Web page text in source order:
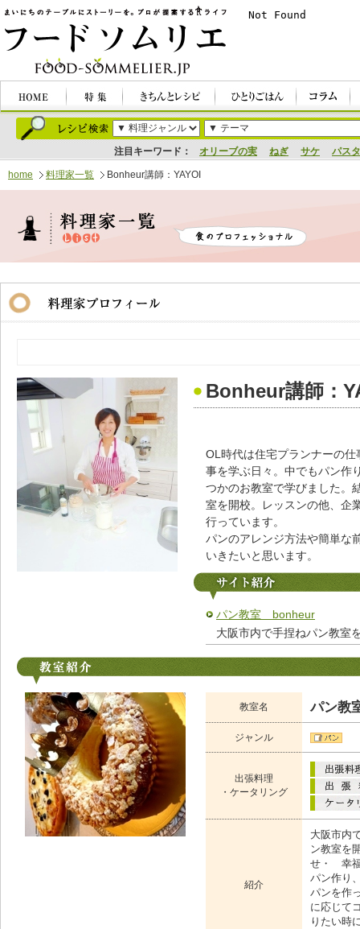
注目キーワード： オリーブの実 ねぎ サケ パスタ
home 料理家一覧 Bonheur講師：YAYOI
Bonheur講師：
OL時代は住宅プランナーの
事を学ぶ日々。中でもパン作
つかのお教室で学びました。
室を開校。レッスンの他、企
行っています。
パンのアレンジ方法や簡単な
いきたいと思います。
パン教室 bonheur
大阪市内で手捏ねパン教室
教室名 パン教
ジャンル
出張料理
・ケータリング
紹介
大阪市内
ン教室を
せ・ 幸福
パン作り
パンを作
に応じて
りたい時